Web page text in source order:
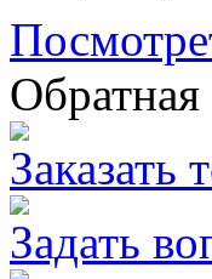
Обратная
Заказать
Задать